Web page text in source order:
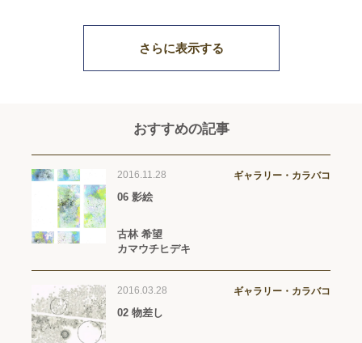
さらに表示する
おすすめの記事
2016.11.28 ギャラリー・カラバコ
06 影絵
古林 希望
カマウチヒデキ
2016.03.28 ギャラリー・カラバコ
02 物差し